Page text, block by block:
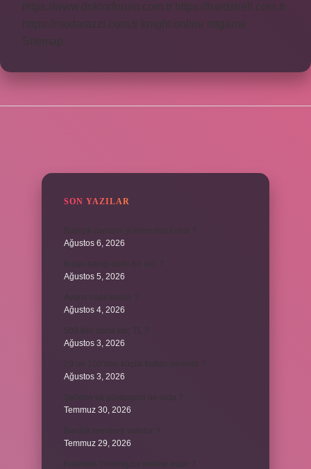
https://www.doktorforum.com.tr
https://hardshell.com.tr
https://modarazzi.com.tr
knight online
nttgame
Sitemap
SON YAZILAR
Ağustos 6, 2026
Ağustos 5, 2026
Ağustos 4, 2026
Ağustos 3, 2026
Ağustos 3, 2026
Temmuz 30, 2026
Temmuz 29, 2026